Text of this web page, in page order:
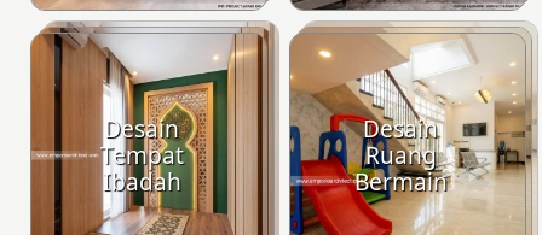
Desain
Tempat
Ibadah
Desain
Ruang
Bermain